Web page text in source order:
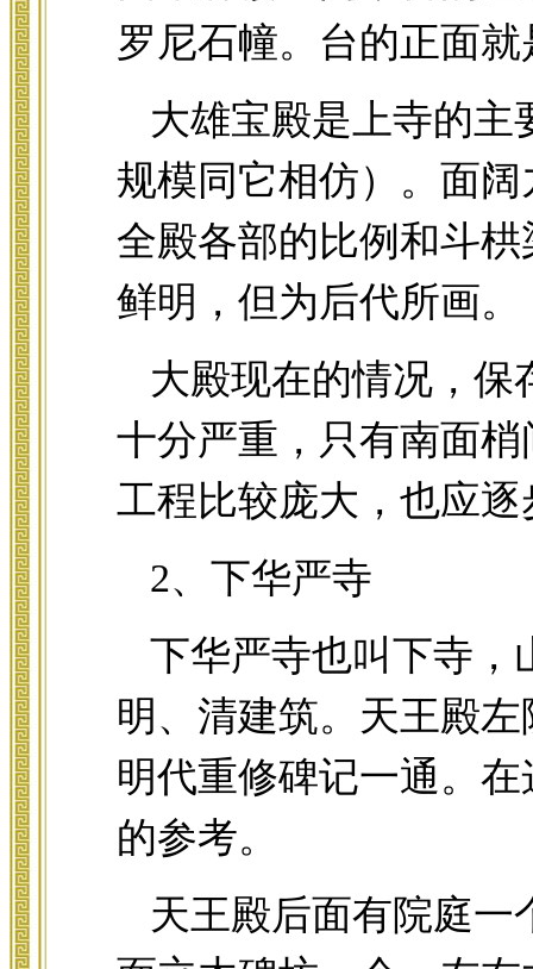
罗尼石幢。台的正面
大雄宝殿是上寺的主
规模同它相仿）。面
全殿各部的比例和斗
鲜明，但为后代所画。
大殿现在的情况，保
十分严重，只有南面
工程比较庞大，也应
2、下华严寺
下华严寺也叫下寺，
明、清建筑。天王殿
明代重修碑记一通。
的参考。
天王殿后面有院庭一